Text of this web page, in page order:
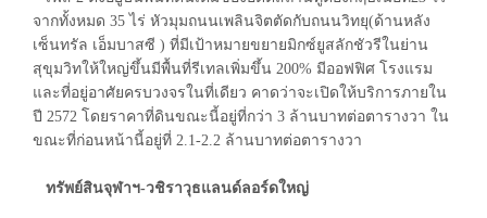
จากทั้งหมด 35 ไร่ หัวมุมถนนเพลินจิตตัดกับถนนวิทยุ(ด้านหลัง
เซ็นทรัล เอ็มบาสซี ) ที่มีเป้าหมายขยายมิกซ์ยูสลักชัวรีในย่าน
สุขุมวิทให้ใหญ่ขึ้นมีพื้นที่รีเทลเพิ่มขึ้น 200% มีออฟฟิศ โรงแรม
และที่อยู่อาศัยครบวงจรในที่เดียว คาดว่าจะเปิดให้บริการภายใน
ปี 2572 โดยราคาที่ดินขณะนี้อยู่ที่กว่า 3 ล้านบาทต่อตารางวา ใน
ขณะที่ก่อนหน้านี้อยู่ที่ 2.1-2.2 ล้านบาทต่อตารางวา
ทรัพย์สินจุฬาฯ-วชิราวุธแลนด์ลอร์ดใหญ่